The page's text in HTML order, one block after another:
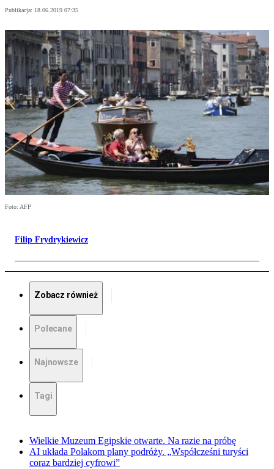
Publikacja: 18.06.2019 07:35
Foto: AFP
Filip Frydrykiewicz
Zobacz również
Polecane
Najnowsze
Tagi
Wielkie Muzeum Egipskie otwarte. Na razie na próbę
AI układa Polakom plany podróży. „Współcześni turyści
coraz bardziej cyfrowi”